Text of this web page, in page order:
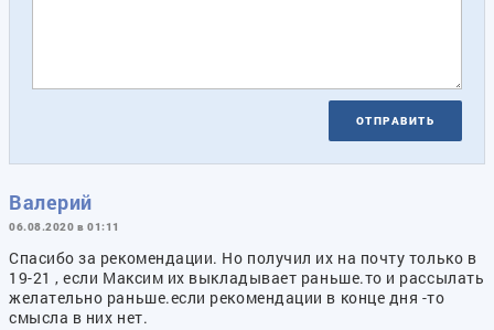
ОТПРАВИТЬ
Валерий
06.08.2020 в 01:11
Спасибо за рекомендации. Но получил их на почту только в
19-21 , если Максим их выкладывает раньше.то и рассылать
желательно раньше.если рекомендации в конце дня -то
смысла в них нет.